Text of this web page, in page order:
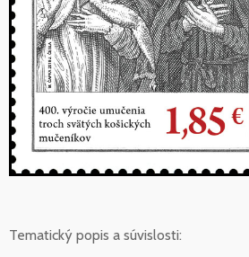
Tematický popis a súvislosti: